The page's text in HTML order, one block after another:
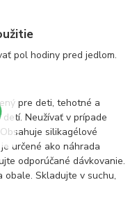
pol hodiny pred jedlom.
pre deti, tehotné a
Neužívať v prípade
silikagélové
určené ako náhrada
odporúčané dávkovanie.
Skladujte v suchu,